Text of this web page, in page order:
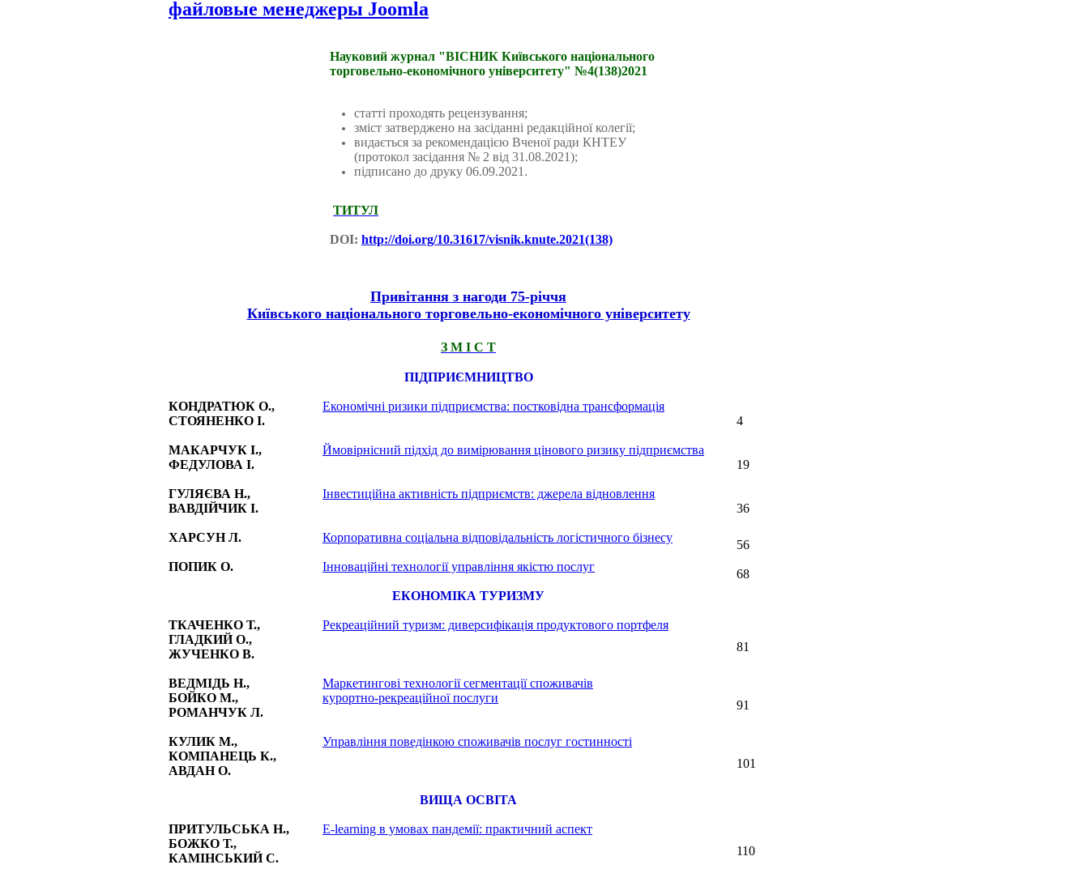
файловые менеджеры Joomla
Науковий журнал "ВІСНИК Київського національного
торговельно-економічного університету" №4(138)2021
статті проходять рецензування;
зміст затверджено на засіданні редакційної колегії;
видається за рекомендацією Вченої ради КНТЕУ
(протокол засідання № 2 від 31.08.2021);
підписано до друку 06.09.2021.
ТИТУЛ
DOI: http://doi.org/10.31617/visnik.knute.2021(138)
Привітання з нагоди 75-річчя
Київського національного торговельно-економічного університету
З М І С Т
ПІДПРИЄМНИЦТВО
КОНДРАТЮК О.,
СТОЯНЕНКО І.
Економічні ризики підприємства: постковідна трансформація
4
МАКАРЧУК І.,
ФЕДУЛОВА І.
Ймовірнісний підхід до вимірювання цінового ризику підприємства
19
ГУЛЯЄВА Н.,
ВАВДІЙЧИК І.
Інвестиційна активність підприємств: джерела відновлення
36
ХАРСУН Л. Корпоративна соціальна відповідальність логістичного бізнесу
56
ПОПИК О.
Інноваційні технології управління якістю послуг
68
ЕКОНОМІКА ТУРИЗМУ
ТКАЧЕНКО Т.,
ГЛАДКИЙ О.,
ЖУЧЕНКО В.
Рекреаційний туризм: диверсифікація продуктового портфеля
81
ВЕДМІДЬ Н.,
БОЙКО М.,
РОМАНЧУК Л.
Маркетингові технології сегментації споживачів
курортно-рекреаційної послуги
91
КУЛИК М.,
КОМПАНЕЦЬ К.,
АВДАН О.
Управління поведінкою споживачів послуг гостинності
101
ВИЩА ОСВІТА
ПРИТУЛЬСЬКА Н.,
БОЖКО Т.,
КАМІНСЬКИЙ С.
E-learning в умовах пандемії: практичний аспект
110